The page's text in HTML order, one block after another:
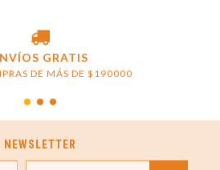
GRATIS
DE MÁS DE $190000
NEWSLETTER